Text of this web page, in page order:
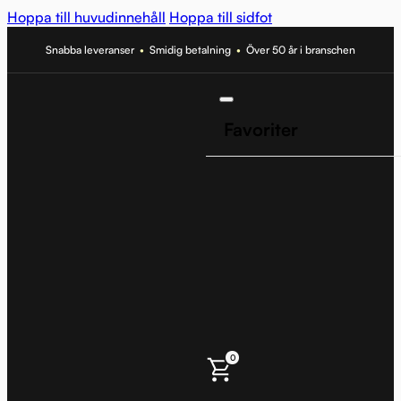
Hoppa till huvudinnehåll Hoppa till sidfot
Snabba leveranser • Smidig betalning • Över 50 år i branschen
0